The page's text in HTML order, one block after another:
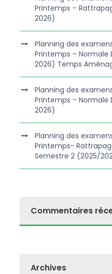
Printemps –
2026)
Planning des
Printemps – Normale
2026) Temps
Planning des
Printemps – Normale
2026)
Planning des
Printemps-
Semestre 2 (2025/
Commentaires
Archives